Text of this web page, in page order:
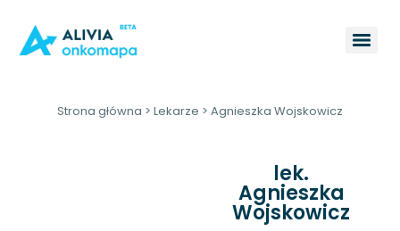
Strona główna > Lekarze > Agnieszka Wojskowicz
lek.
Agnieszka
Wojskowicz